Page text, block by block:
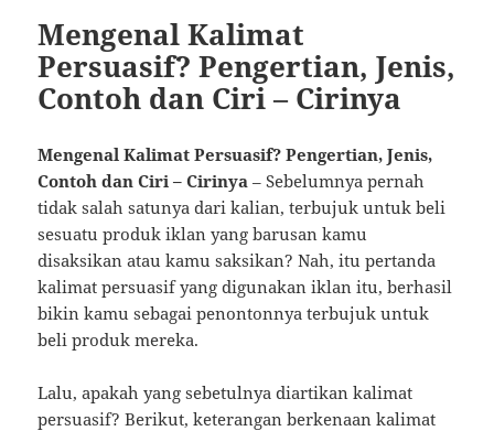
Mengenal Kalimat
Persuasif? Pengertian, Jenis,
Contoh dan Ciri – Cirinya
Mengenal Kalimat Persuasif? Pengertian, Jenis,
Contoh dan Ciri – Cirinya – Sebelumnya pernah
tidak salah satunya dari kalian, terbujuk untuk beli
sesuatu produk iklan yang barusan kamu
disaksikan atau kamu saksikan? Nah, itu pertanda
kalimat persuasif yang digunakan iklan itu, berhasil
bikin kamu sebagai penontonnya terbujuk untuk
beli produk mereka.
Lalu, apakah yang sebetulnya diartikan kalimat
persuasif? Berikut, keterangan berkenaan kalimat